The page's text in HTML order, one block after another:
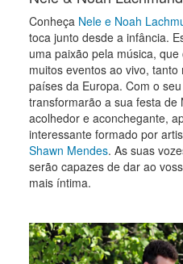
Conheça Nele e Noah
toca junto desde a infância.
uma paixão pela música,
muitos eventos ao vivo,
países da Europa. Com o
transformarão a sua festa de
acolhedor e aconchegante,
interessante formado por
Shawn Mendes. As suas
serão capazes de dar ao
mais íntima.